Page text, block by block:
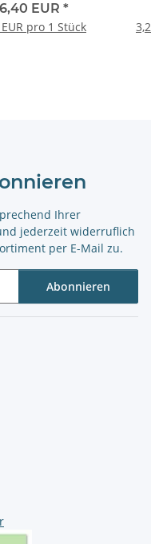
EUR *
pro 1 Stück
Ihrer
jederzeit widerruflich
per E-Mail zu.
Abonnieren